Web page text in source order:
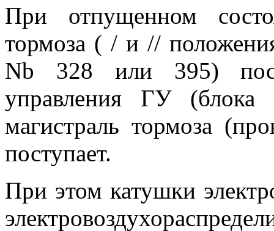
При отпущенном
тормоза ( / и //
Nb 328 или 395)
управления ГУ
магистраль тормоза
поступает.
При этом катушки